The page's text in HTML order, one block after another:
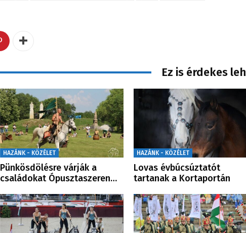
Ez is érdekes
HAZÁNK - KÖZÉLET
Pünkösdölésre várják a
családokat Ópusztaszeren…
HAZÁNK - KÖZÉLET
Lovas évbúcsúztatót
tartanak a Kortaportán